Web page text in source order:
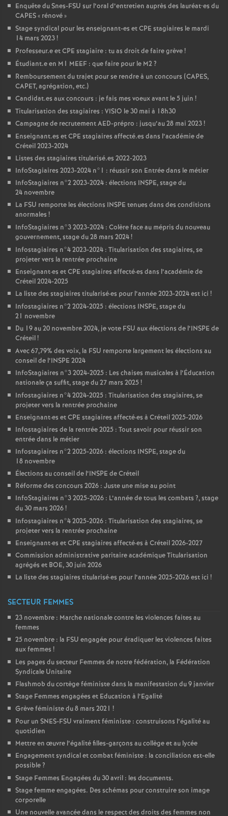
Enquête du Snes-FSU sur l’oral d’entretien auprès des lauréat•es du
CAPES« rénové»
Stage syndical pour les enseignant-es etCPE stagiaires le mardi
14 mars 2023!
Professeur.e etCPE stagiaire : tu as droit de faire grève!
Étudiant.e en M1 MEEF : que faire pour le M2?
Remboursement du trajet pour se rendre à un concours (CAPES,
CAPET, agrégation, etc.)
Candidat.es aux concours : je fais mes voeux avant le 5 juin !
Titularisation des stagiaires : VISIO le 30 mai à 18h30
Campagne de recrutementAED-prépro : jusqu’au 28 mai 2023!
Enseignant.es etCPE stagiaires affecté.es dans l’académie de
Créteil 2023-2024
Listes des stagiaires titularisé.es 2022-2023
InfoStagiaires 2023-2024 n°1 : réussir son Entrée dans le métier
InfoStagiaires n°2 2023-2024 : élections INSPE, stage du
24 novembre
La FSU remporte les élections INSPE tenues dans des conditions
anormales !
InfoStagiaires n°3 2023-2024 : Colère face au mépris du nouveau
gouvernement, stage du 28 mars 2024!
Infostagiaires n°4 2023-2024 : Titularisation des stagiaires, se
projeter vers la rentrée prochaine
Enseignant·es etCPE stagiaires affecté·es dans l’académie de
Créteil 2024-2025
La liste des stagiaires titularisé·es pour l’année 2023-2024 est ici !
Infostagiaires n°2 2024-2025 : élections INSPE, stage du
21 novembre
Du 19 au 20 novembre 2024, je vote FSU aux élections de l’INSPE de
Créteil!
Avec 67,79% des voix, la FSU remporte largement les élections au
conseil de l’INSPE 2024
InfoStagiaires n°3 2024-2025 : Les chaises musicales à l’Éducation
nationale ça suffit, stage du 27 mars 2025!
Infostagiaires n°4 2024-2025 : Titularisation des stagiaires, se
projeter vers la rentrée prochaine
Enseignant·es etCPE stagiaires affecté·es à Créteil 2025-2026
Infostagiaires de la rentrée 2025 : Tout savoir pour réussir son
entrée dans le métier
Infostagiaires n°2 2025-2026 : élections INSPE, stage du
18 novembre
Élections au conseil de l’INSPE de Créteil
Réforme des concours 2026 : Juste une mise au point
InfoStagiaires n°3 2025-2026 : L’année de tous les combats ?, stage
du 30 mars 2026!
Infostagiaires n°4 2025-2026 : Titularisation des stagiaires, se
projeter vers la rentrée prochaine
Enseignant·es etCPE stagiaires affecté·es à Créteil 2026-2027
Commission administrative paritaire académique Titularisation
agrégés et BOE, 30 juin 2026
La liste des stagiaires titularisé·es pour l’année 2025-2026 est ici !
SECTEUR FEMMES
23 novembre : Marche nationale contre les violences faites au
femmes
25 novembre : la FSU engagée pour éradiquer les violences faites
aux femmes !
Les pages du secteur Femmes de notre fédération, la Fédération
Syndicale Unitaire
Flashmob du cortège féministe dans la manifestation du 9 janvier
Stage Femmes engagées et Education à l’Egalité
Grève féministe du 8 mars 2021 !
Pour un SNES-FSU vraiment féministe : construisons l’égalité au
quotidien
Mettre en œuvre l’égalité filles-garçons au collège et au lycée
Engagement syndical et combat féministe : la conciliation est-elle
possible?
Stage Femmes Engagées du 30 avril : les documents.
Stage femme engagées. Des schémas pour construire son image
corporelle
Une nouvelle avancée dans le respect des droits des femmes non